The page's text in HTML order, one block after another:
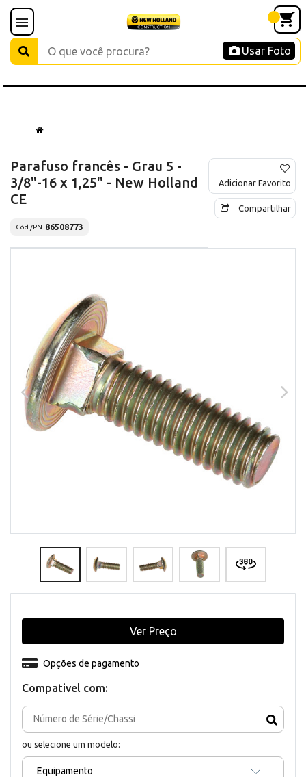
Usar Foto
Parafuso francês - Grau 5 -
3/8"-16 x 1,25" - New Holland
CE
Cód./PN 86508773
Adicionar Favorito
Compartilhar
Compativel com:
ou selecione um modelo:
Equipamento
Opções de pagamento
Ver Preço